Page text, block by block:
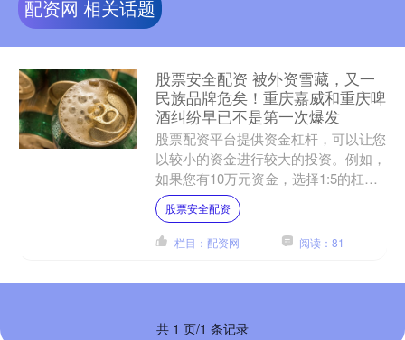
配资网 相关话题
股票安全配资 被外资雪藏，又一
民族品牌危矣！重庆嘉威和重庆啤
酒纠纷早已不是第一次爆发
股票配资平台提供资金杠杆，可以让您
以较小的资金进行较大的投资。例如，
如果您有10万元资金，选择1:5的杠
杆，则可以撬动50万元的资金进行投
资。这样一来股票安全配....
股票安全配资
栏目：配资网 阅读：81
共 1 页/1 条记录